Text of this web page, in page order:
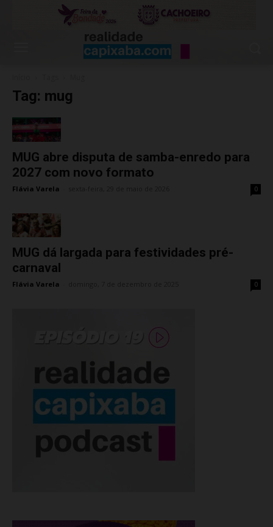
Tag: mug
MUG abre disputa de samba-enredo para
2027 com novo formato
Flávia Varela 0
MUG dá largada para festividades pré-
carnaval
Flávia Varela 0